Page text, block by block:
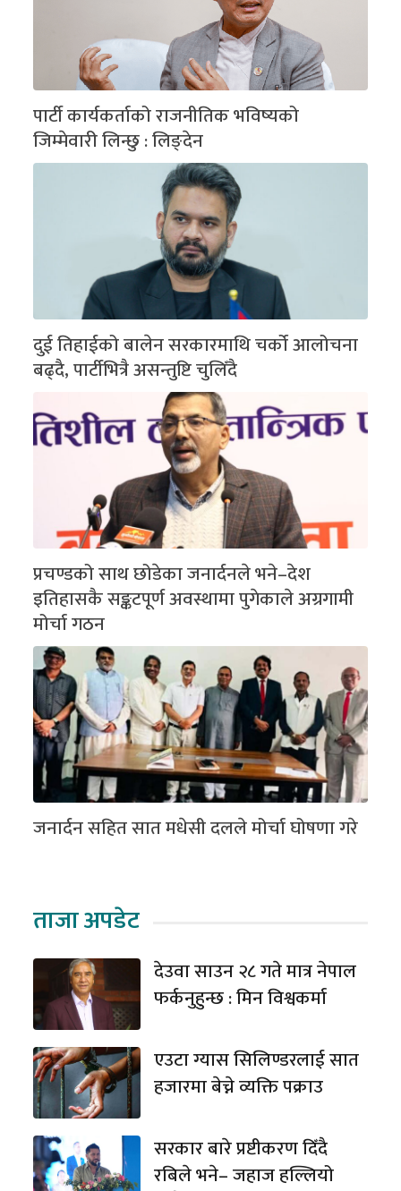
पार्टी कार्यकर्ताको राजनीतिक भविष्यको
जिम्मेवारी लिन्छु : लिङ्देन
दुई तिहाईको बालेन सरकारमाथि चर्को आलोचना
बढ्दै, पार्टीभित्रै असन्तुष्टि चुलिँदै
प्रचण्डको साथ छोडेका जनार्दनले भने–देश
इतिहासकै सङ्कटपूर्ण अवस्थामा पुगेकाले अग्रगामी
मोर्चा गठन
जनार्दन सहित सात मधेसी दलले मोर्चा घोषणा गरे
ताजा अपडेट
देउवा साउन २८ गते मात्र नेपाल
फर्कनुहुन्छ : मिन विश्वकर्मा
एउटा ग्यास सिलिण्डरलाई सात
हजारमा बेच्ने व्यक्ति पक्राउ
सरकार बारे प्रष्टीकरण दिँदै
रबिले भने– जहाज हल्लियो